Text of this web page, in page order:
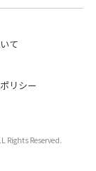
て
リシー
Reserved.